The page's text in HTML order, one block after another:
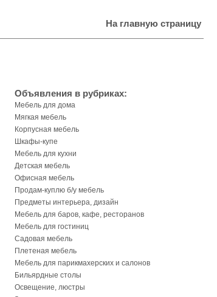
На главную страницу
Объявления в рубриках:
Мебель для дома
Мягкая мебель
Корпусная мебель
Шкафы-купе
Мебель для кухни
Детская мебель
Офисная мебель
Продам-куплю б/у мебель
Предметы интерьера, дизайн
Мебель для баров, кафе, ресторанов
Мебель для гостиниц
Садовая мебель
Плетеная мебель
Мебель для парикмахерских и салонов
Бильярдные столы
Освещение, люстры